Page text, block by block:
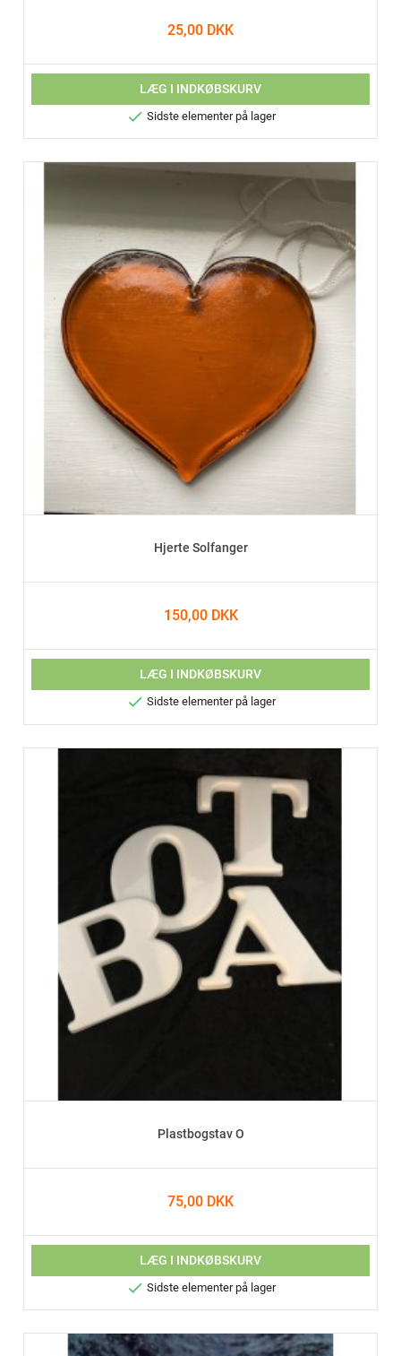
25,00 DKK
LÆG I INDKØBSKURV
 Sidste elementer på lager
Hjerte Solfanger
150,00 DKK
LÆG I INDKØBSKURV
 Sidste elementer på lager
Plastbogstav O
75,00 DKK
LÆG I INDKØBSKURV
 Sidste elementer på lager